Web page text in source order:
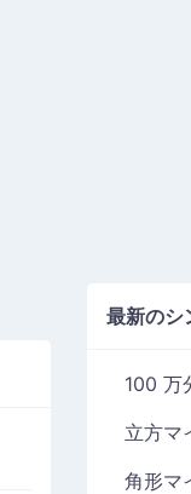
最新のシ
100 万
立方マ
角形マ